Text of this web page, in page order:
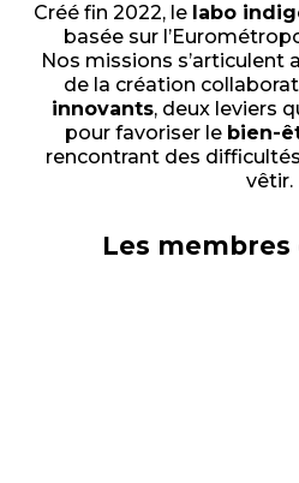
Créé fin 2022, le labo
basée sur
Nos missions s’articulent
de la création
innovants, deux leviers
pour favoriser le bien-
rencontrant des
vêtir.
Les membres